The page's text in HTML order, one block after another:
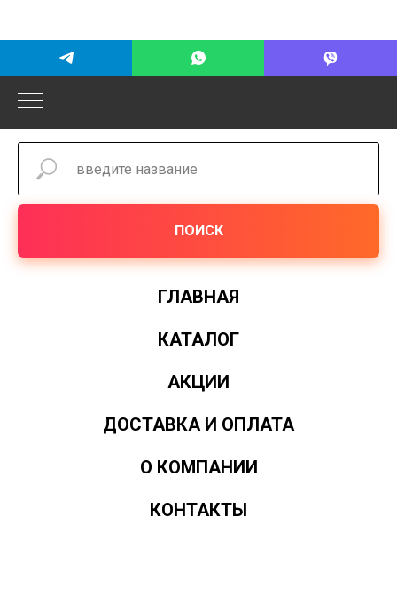
ПОИСК
ГЛАВНАЯ
КАТАЛОГ
АКЦИИ
ДОСТАВКА И ОПЛАТА
О КОМПАНИИ
КОНТАКТЫ